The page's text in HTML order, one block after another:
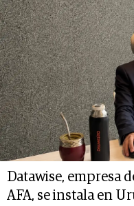
Datawise, empresa
AFA, se instala en